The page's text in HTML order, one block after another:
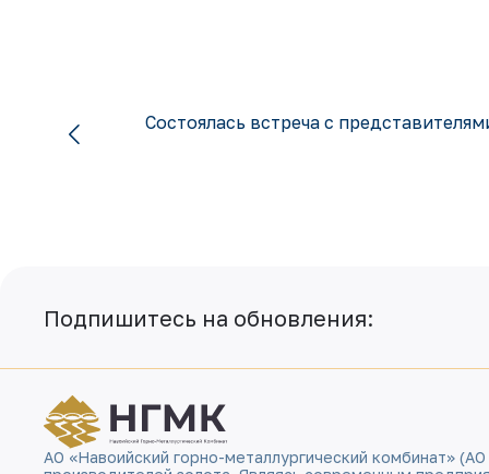
Состоялась встреча с
Подпишитесь на обновления:
АО «Навоийский горно-металлургический комбинат»